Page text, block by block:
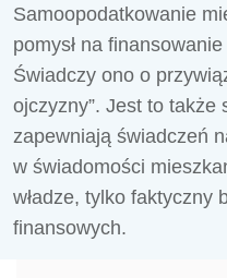
Samoopodatkowanie
pomysł na
Świadczy ono o
ojczyzny”. Jest to także
zapewniają świadczeń
w świadomości
władze, tylko faktyczny
finansowych.